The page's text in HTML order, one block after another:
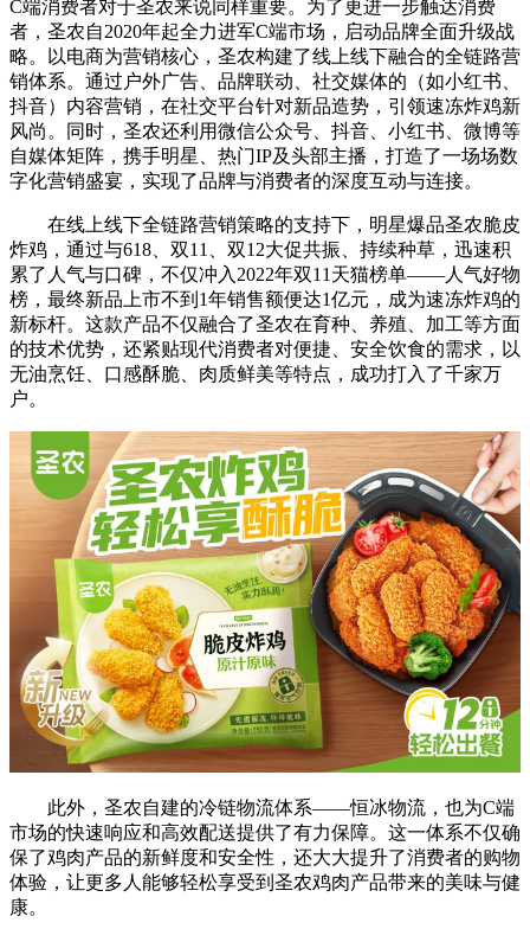
C端消费者对于圣农来说同样重要。为了更进一步触达消费
者，圣农自2020年起全力进军C端市场，启动品牌全面升级战
略。以电商为营销核心，圣农构建了线上线下融合的全链路营
销体系。通过户外广告、品牌联动、社交媒体的（如小红书、
抖音）内容营销，在社交平台针对新品造势，引领速冻炸鸡新
风尚。同时，圣农还利用微信公众号、抖音、小红书、微博等
自媒体矩阵，携手明星、热门IP及头部主播，打造了一场场数
字化营销盛宴，实现了品牌与消费者的深度互动与连接。
在线上线下全链路营销策略的支持下，明星爆品圣农脆皮
炸鸡，通过与618、双11、双12大促共振、持续种草，迅速积
累了人气与口碑，不仅冲入2022年双11天猫榜单——人气好物
榜，最终新品上市不到1年销售额便达1亿元，成为速冻炸鸡的
新标杆。这款产品不仅融合了圣农在育种、养殖、加工等方面
的技术优势，还紧贴现代消费者对便捷、安全饮食的需求，以
无油烹饪、口感酥脆、肉质鲜美等特点，成功打入了千家万
户。
此外，圣农自建的冷链物流体系——恒冰物流，也为C端
市场的快速响应和高效配送提供了有力保障。这一体系不仅确
保了鸡肉产品的新鲜度和安全性，还大大提升了消费者的购物
体验，让更多人能够轻松享受到圣农鸡肉产品带来的美味与健
康。